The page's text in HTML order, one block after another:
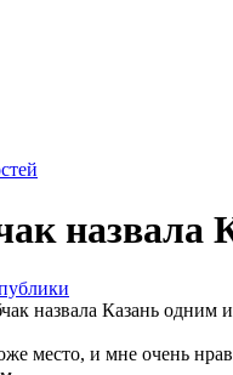
назвала
назвала Казань
место, и мне очень